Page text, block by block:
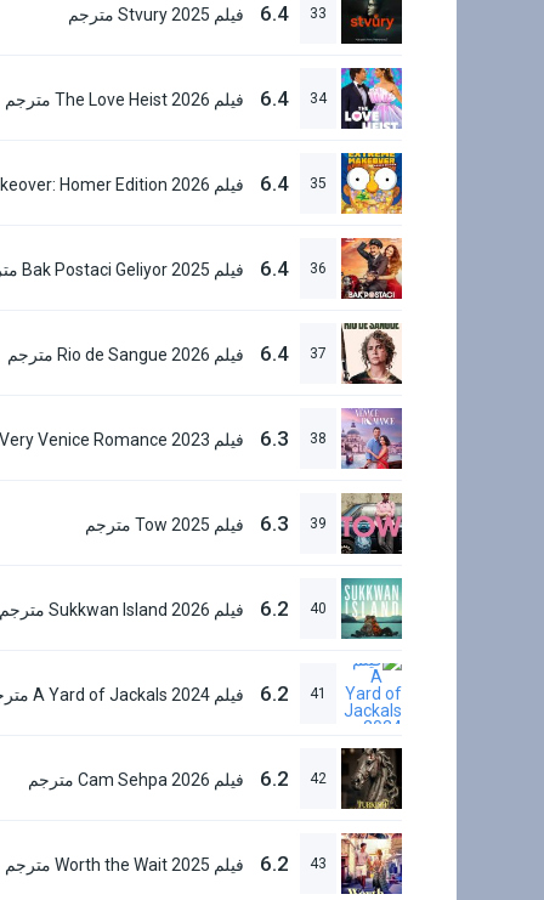
33
6.4 فيلم Stvury 2025 مترجم
34
6.4 فيلم The Love Heist 2026 مترجم
35
6.4
36
6.4
37
6.4 فيلم Rio de Sangue 2026 مترجم
38
6.3
39
6.3 فيلم Tow 2025 مترجم
40
6.2 فيلم Sukkwan Island 2026 مترجم
41
6.2 فيلم A Yard of Jackals 2024 مترجم
42
6.2 فيلم Cam Sehpa 2026 مترجم
43
6.2 فيلم Worth the Wait 2025 مترجم